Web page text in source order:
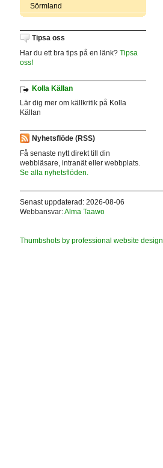
Sörmland
Tipsa oss
Har du ett bra tips på en länk? Tipsa
oss!
Kolla Källan
Lär dig mer om källkritik på Kolla
Källan
Nyhetsflöde (RSS)
Få senaste nytt direkt till din
webbläsare, intranät eller webbplats.
Se alla nyhetsflöden.
Senast uppdaterad: 2026-08-06
Webbansvar:Alma Taawo
Thumbshots by professional website design